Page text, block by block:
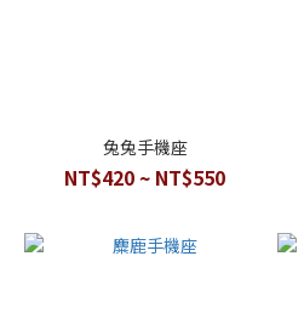
兔兔手機座
NT$420 ~ NT$550